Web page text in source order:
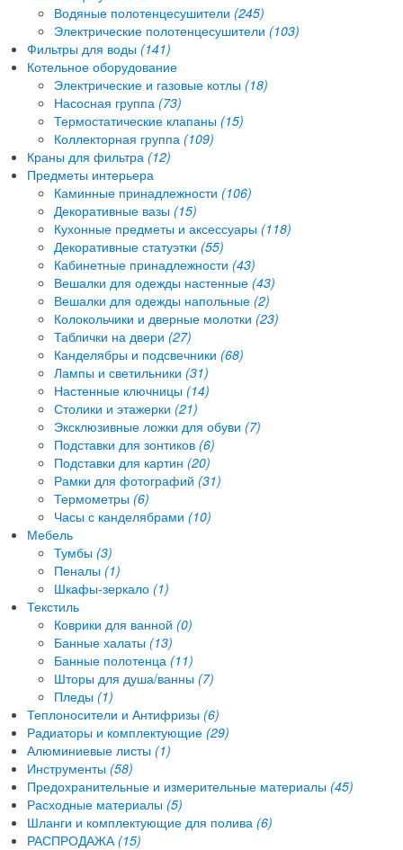
Водяные полотенцесушители (245)
Электрические полотенцесушители (103)
Фильтры для воды (141)
Котельное оборудование
Электрические и газовые котлы (18)
Насосная группа (73)
Термостатические клапаны (15)
Коллекторная группа (109)
Краны для фильтра (12)
Предметы интерьера
Каминные принадлежности (106)
Декоративные вазы (15)
Кухонные предметы и аксессуары (118)
Декоративные статуэтки (55)
Кабинетные принадлежности (43)
Вешалки для одежды настенные (43)
Вешалки для одежды напольные (2)
Колокольчики и дверные молотки (23)
Таблички на двери (27)
Канделябры и подсвечники (68)
Лампы и светильники (31)
Настенные ключницы (14)
Столики и этажерки (21)
Эксклюзивные ложки для обуви (7)
Подставки для зонтиков (6)
Подставки для картин (20)
Рамки для фотографий (31)
Термометры (6)
Часы с канделябрами (10)
Мебель
Тумбы (3)
Пеналы (1)
Шкафы-зеркало (1)
Текстиль
Коврики для ванной (0)
Банные халаты (13)
Банные полотенца (11)
Шторы для душа/ванны (7)
Пледы (1)
Теплоносители и Антифризы (6)
Радиаторы и комплектующие (29)
Алюминиевые листы (1)
Инструменты (58)
Предохранительные и измерительные материалы (45)
Расходные материалы (5)
Шланги и комплектующие для полива (6)
РАСПРОДАЖА (15)